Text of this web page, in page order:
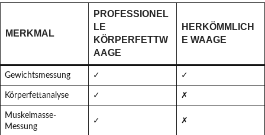
MERKMAL
PROFESSIONEL
LE
KÖRPERFETTW
AAGE
HERKÖMMLICH
E WAAGE
Gewichtsmessung ✓ ✓
Körperfettanalyse ✓ ✗
Muskelmasse-
Messung
✓ ✗